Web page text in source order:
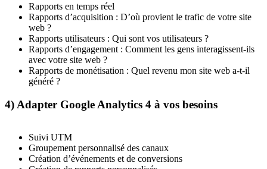
Rapports en temps réel
Rapports d’acquisition : D’où provient le trafic de votre site
web ?
Rapports utilisateurs : Qui sont vos utilisateurs ?
Rapports d’engagement : Comment les gens interagissent-ils
avec votre site web ?
Rapports de monétisation : Quel revenu mon site web a-t-il
généré ?
4) Adapter Google Analytics 4 à vos besoins
Suivi UTM
Groupement personnalisé des canaux
Création d’événements et de conversions